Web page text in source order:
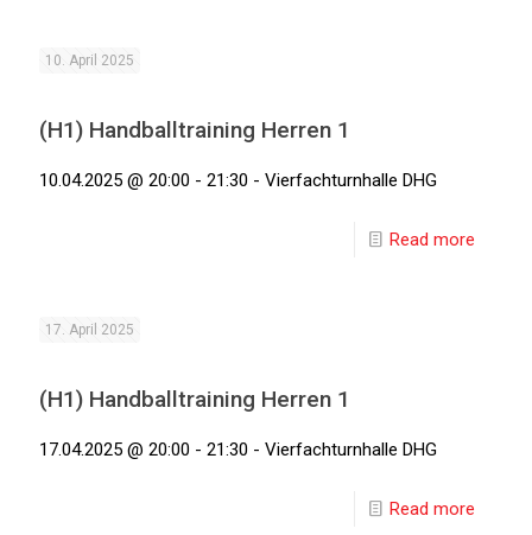
10. April 2025
(H1) Handballtraining Herren 1
10.04.2025 @ 20:00 - 21:30 - Vierfachturnhalle DHG
Read more
17. April 2025
(H1) Handballtraining Herren 1
17.04.2025 @ 20:00 - 21:30 - Vierfachturnhalle DHG
Read more